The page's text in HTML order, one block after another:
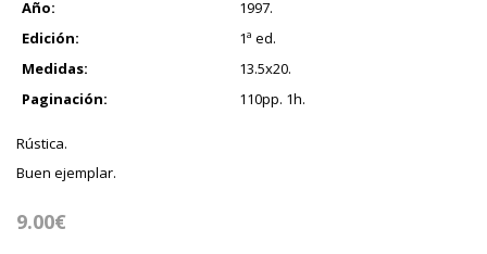
Año:
1997.
Edición:
1ª ed.
Medidas:
13.5x20.
Paginación:
110pp. 1h.
Rústica.
Buen ejemplar.
9.00€